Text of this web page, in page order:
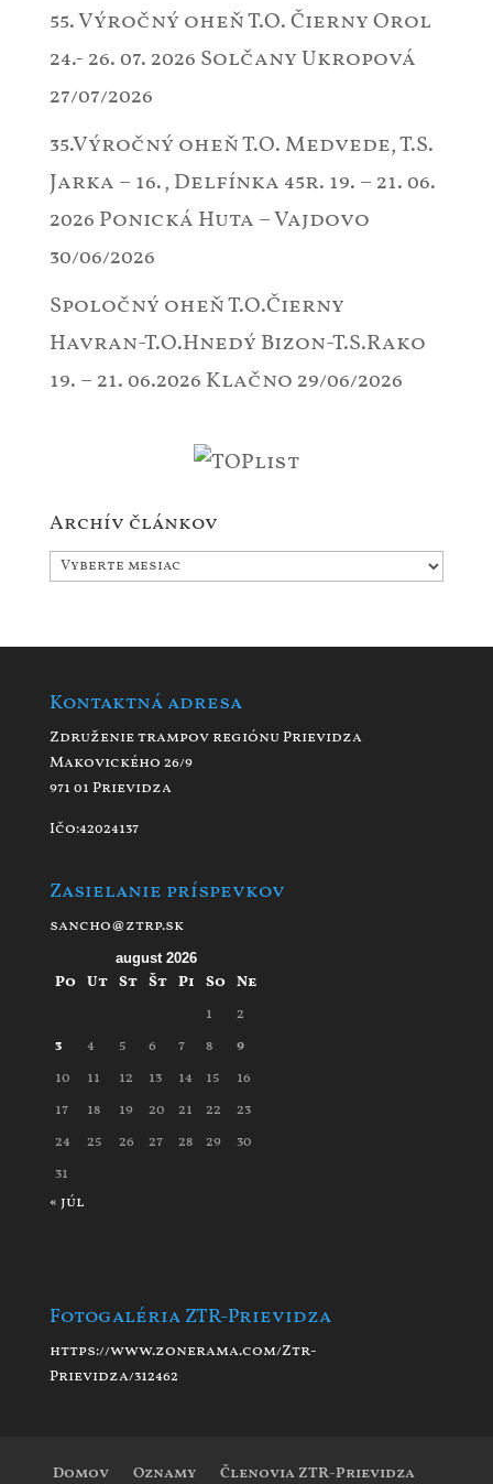
55. Výročný oheň T.O. Čierny Orol
24.- 26. 07. 2026 Solčany Ukropová
27/07/2026
35.Výročný oheň T.O. Medvede, T.S.
Jarka – 16., Delfínka 45r. 19. – 21. 06.
2026 Ponická Huta – Vajdovo
30/06/2026
Spoločný oheň T.O.Čierny
Havran-T.O.Hnedý Bizon-T.S.Rako
19. – 21. 06.2026 Klačno 29/06/2026
Archív článkov
Archív
Kontaktná adresa
Združenie trampov regiónu Prievidza
Makovického 26/9
971 01 Prievidza
Ičo:42024137
Zasielanie príspevkov
sancho@ztrp.sk
august 2026
Po Ut St Št Pi So Ne
1
2
3
4 5 6 7 8
9
10
11 12 13 14 15
16
17
18 19 20 21 22
23
24
25 26 27 28 29
30
31
« júl
Fotogaléria ZTR-Prievidza
https://www.zonerama.com/Ztr-
Prievidza/312462
Domov Oznamy Členovia ZTR-Prievidza